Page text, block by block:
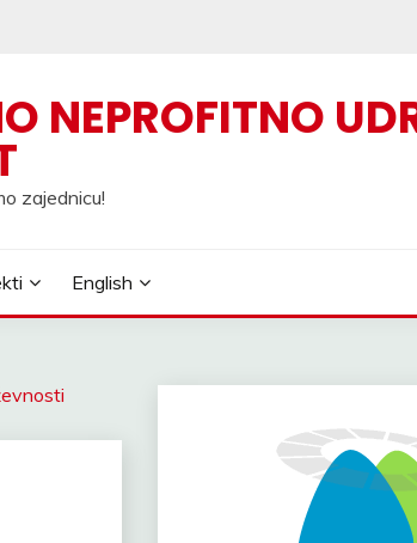
NEPROFITNO
zajednicu!
English